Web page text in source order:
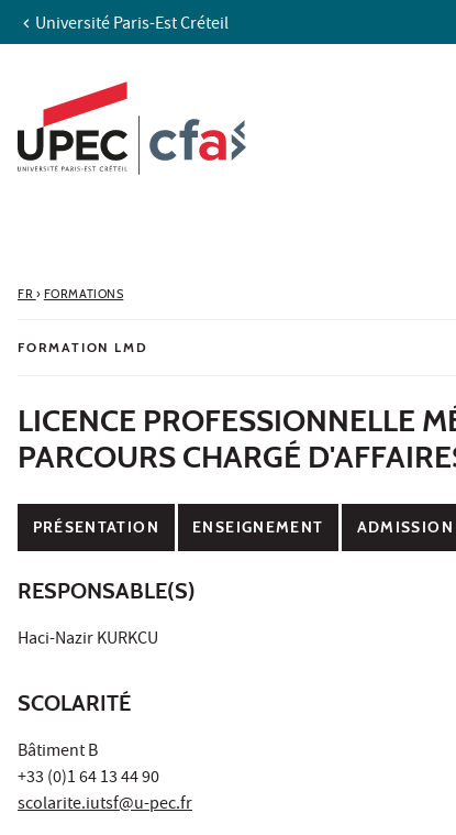
Aller au contenu
Accès directs
Recherche
Université Paris-Est Créteil
FR › FORMATIONS
FORMATION LMD
LICENCE PROFESSIONNELLE
PARCOURS CHARGÉ
PRÉSENTATION ENSEIGNEMENT ADMISSION
RESPONSABLE(S)
Haci-Nazir KURKCU
SCOLARITÉ
Bâtiment B
+33 (0)1 64 13 44 90
scolarite.iutsf@u-pec.fr